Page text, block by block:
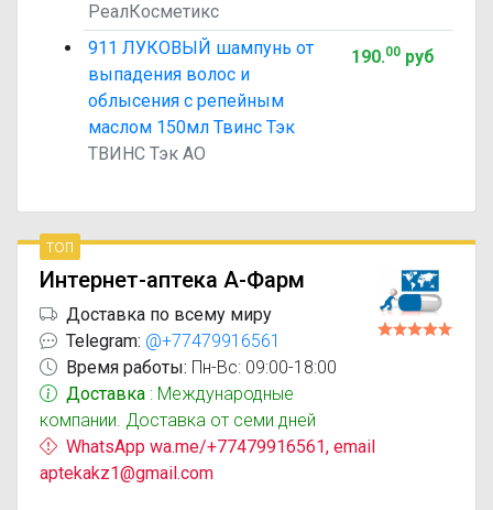
РеалКосметикс
911 ЛУКОВЫЙ шампунь от
выпадения волос и
облысения с репейным
маслом 150мл Твинс Тэк
ТВИНС Тэк АО
190.00руб
топ
Интернет-аптека А-Фарм
Доставка по всему миру
Telegram: @+77479916561
Время работы: Пн-Вс: 09:00-18:00
Доставка : Международные
компании. Доставка от семи дней
WhatsApp wa.me/+77479916561, email
aptekakz1@gmail.com